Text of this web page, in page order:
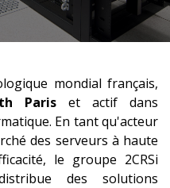
mondial français,
Paris et actif dans
En tant qu'acteur
des serveurs à haute
le groupe 2CRSi
des solutions